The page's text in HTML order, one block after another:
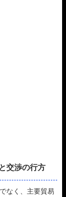
交渉の行方
なく、主要貿易